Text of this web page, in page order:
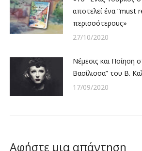
αποτελεί ένα “must
περισσότερους»
27/10/2020
Νέμεσις και Ποίηση
Βασίλισσα” του Β.
17/09/2020
Αφήστε μια απάντηση